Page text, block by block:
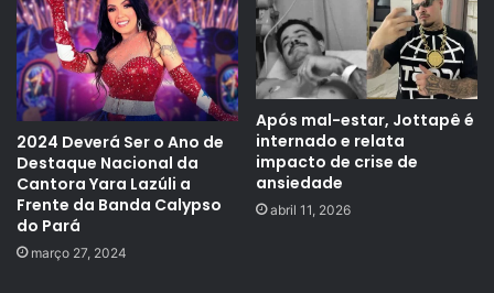
2024 Deverá Ser o Ano de
Destaque Nacional da
Cantora Yara Lazúli a
Frente da Banda Calypso
do Pará
março 27, 2024
Após mal-estar, Jottapê é
internado e relata
impacto de crise de
ansiedade
abril 11, 2026